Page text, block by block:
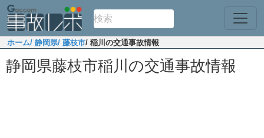
ホーム/ 静岡県/ 藤枝市/ 稲川の交通事故情報
静岡県藤枝市稲川の交通事故情報